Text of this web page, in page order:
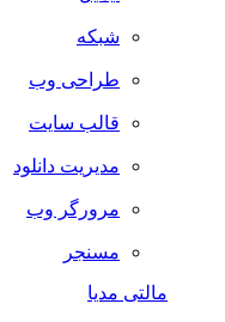
شبکه
طراحی وب
قالب سایت
مدیریت دانلود
مرورگر وب
مسنجر
مالتی مدیا